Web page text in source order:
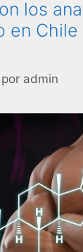
los
en Chile
por admin